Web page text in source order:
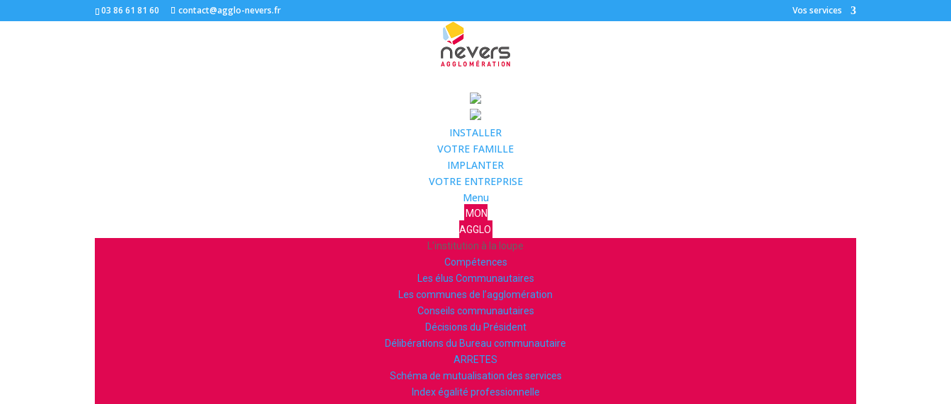
03 86 61 81 60 contact@agglo-nevers.fr Vos services
INSTALLER
VOTRE FAMILLE
IMPLANTER
VOTRE ENTREPRISE
Menu
MON
AGGLO
L’institution à la loupe
Compétences
Les élus Communautaires
Les communes de l’agglomération
Conseils communautaires
Décisions du Président
Délibérations du Bureau communautaire
ARRETES
Schéma de mutualisation des services
Index égalité professionnelle